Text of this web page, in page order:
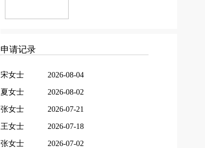
申请记录
宋女士 2026-08-04
夏女士 2026-08-02
张女士 2026-07-21
王女士 2026-07-18
张女士 2026-07-02